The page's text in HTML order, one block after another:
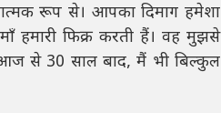
रूप से। आपका दिमाग हमेशा
हमारी फिक्र करती हैं। वह मुझसे
से 30 साल बाद, मैं भी बिल्कुल